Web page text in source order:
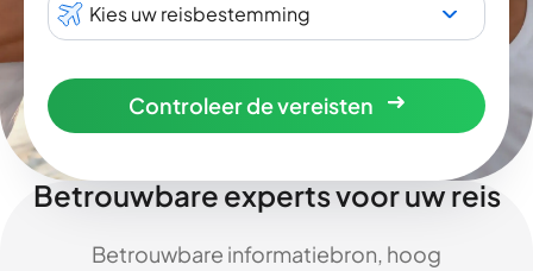
Kies uw reisbestemming
Controleer de vereisten
Betrouwbare experts voor uw reis
Betrouwbare informatiebron, hoog